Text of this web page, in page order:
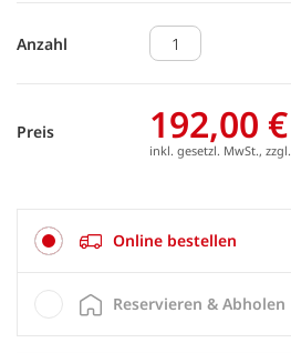
Anzahl
Preis 192,00 €
inkl. gesetzl. MwSt., zzgl.
Online bestellen
Reservieren & Abholen